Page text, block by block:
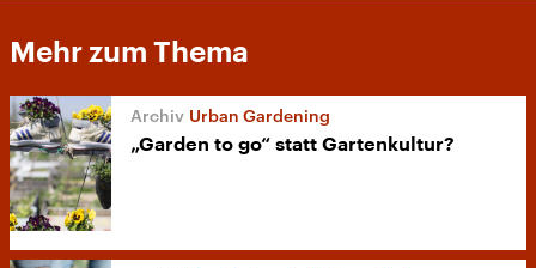
Mehr zum Thema
Urban Gardening
„Garden to go“ statt Gartenkultur?